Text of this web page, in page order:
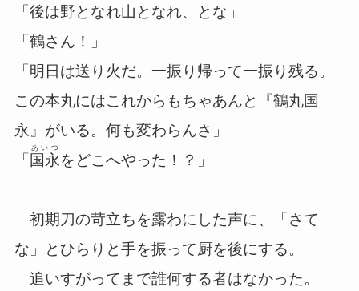
「後は野となれ山となれ、とな」
「鶴さん！」
「明日は送り火だ。一振り帰って一振り残る。
この本丸にはこれからもちゃあんと『鶴丸国
永』がいる。何も変わらんさ」
「 国永
あいつ
をどこへやった！？」
初期刀の苛立ちを露わにした声に、「さて
な」とひらりと手を振って厨を後にする。
追いすがってまで誰何する者はなかった。